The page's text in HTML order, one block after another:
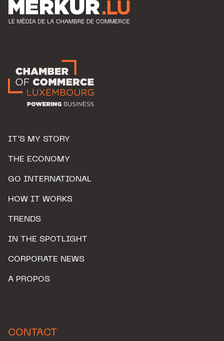
IT’S MY STORY
THE ECONOMY
GO INTERNATIONAL
HOW IT WORKS
TRENDS
IN THE SPOTLIGHT
CORPORATE NEWS
A PROPOS
CONTACT